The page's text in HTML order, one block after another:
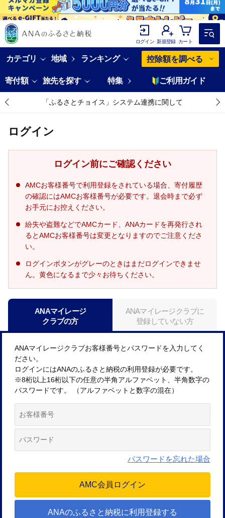
ログイン 新規登録 カート
カテゴリ 地域 ランキング 控除額を調べる
寄付額 旅先を探す 特集 ご利用ガイド
「ふるさとチョイス」システム連携に関して
ログイン
ログイン前にご確認ください
AMCお客様番号で利用登録をされている場合、寄付履歴
の確認にはAMCお客様番号が必要です。退会時まで必ず
お手元にお控えください。
紛失や盗難などでAMCカード、ANAカードを再発行され
るとAMCお客様番号は変更となりますのでご注意くださ
い。
ログインボタンがグレーのときはまだログインできませ
ん。黄色になるまで少々お待ちください。
ANAマイレージ
クラブの方
ANAマイレージクラブに
登録していない方
ANAマイレージクラブお客様番号とパスワードを入力してく
ださい。
ログインにはANAのふるさと納税の利用登録が必要です。
※8桁以上16桁以下の任意の半角アルファベット、半角数字の
パスワードです。 （アルファベットと数字の混在）
パスワードを忘れた場合
ANAのふるさと納税に利用登録する